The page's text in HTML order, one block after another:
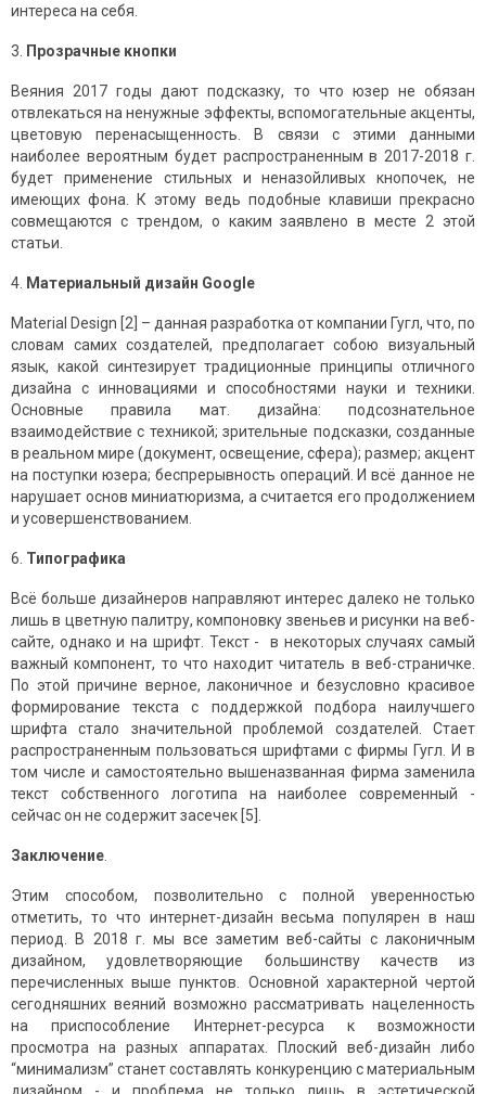
интереса на себя.
3. Прозрачные кнопки
Веяния 2017 годы дают подсказку, то что юзер не обязан
отвлекаться на ненужные эффекты, вспомогательные акценты,
цветовую перенасыщенность. В связи с этими данными
наиболее вероятным будет распространенным в 2017-2018 г.
будет применение стильных и неназойливых кнопочек, не
имеющих фона. К этому ведь подобные клавиши прекрасно
совмещаются с трендом, о каким заявлено в месте 2 этой
статьи.
4. Материальный дизайн Google
Material Design [2] – данная разработка от компании Гугл, что, по
словам самих создателей, предполагает собою визуальный
язык, какой синтезирует традиционные принципы отличного
дизайна с инновациями и способностями науки и техники.
Основные правила мат. дизайна: подсознательное
взаимодействие с техникой; зрительные подсказки, созданные
в реальном мире (документ, освещение, сфера); размер; акцент
на поступки юзера; беспрерывность операций. И всё данное не
нарушает основ миниатюризма, а считается его продолжением
и усовершенствованием.
6. Типографика
Всё больше дизайнеров направляют интерес далеко не только
лишь в цветную палитру, компоновку звеньев и рисунки на веб-
сайте, однако и на шрифт. Текст - в некоторых случаях самый
важный компонент, то что находит читатель в веб-страничке.
По этой причине верное, лаконичное и безусловно красивое
формирование текста с поддержкой подбора наилучшего
шрифта стало значительной проблемой создателей. Стает
распространенным пользоваться шрифтами с фирмы Гугл. И в
том числе и самостоятельно вышеназванная фирма заменила
текст собственного логотипа на наиболее современный -
сейчас он не содержит засечек [5].
Заключение
Этим способом, позволительно с полной уверенностью
отметить, то что интернет-дизайн весьма популярен в наш
период. В 2018 г. мы все заметим веб-сайты с лаконичным
дизайном, удовлетворяющие большинству качеств из
перечисленных выше пунктов. Основной характерной чертой
сегодняшних веяний возможно рассматривать нацеленность
на приспособление Интернет-ресурса к возможности
просмотра на разных аппаратах. Плоский веб-дизайн либо
“минимализм” станет составлять конкуренцию с материальным